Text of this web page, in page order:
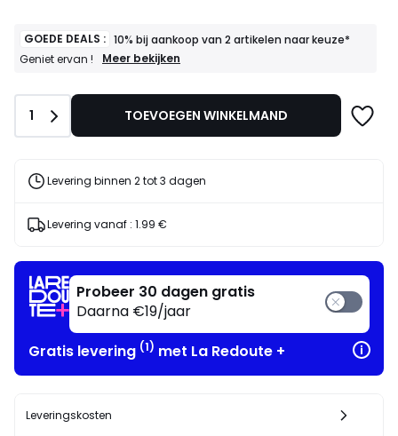
voor
programma
om
32.29
GOEDE DEALS : 10% bij aankoop van 2 artikelen naar keuze*
Geniet ervan !
GOEDE
artikelen
Geniet
Meer bekijken
Aantal
1 TOEVOEGEN WINKELMAND
Levering binnen 2 tot 3 dagen
Levering vanaf : 1.99 €
Probeer 30 dagen gratis
Daarna €19/jaar
Gratis levering (1) met La Redoute +
Leveringskosten